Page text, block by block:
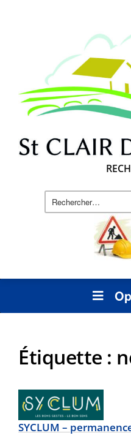
Étiquette :
SYCLUM –